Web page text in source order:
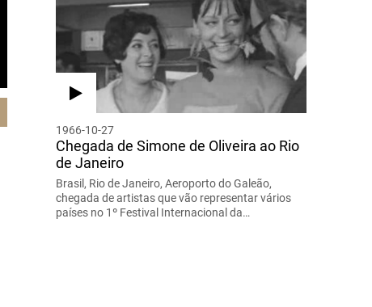
1966-10-27
Chegada de Simone de Oliveira ao Rio
de Janeiro
Brasil, Rio de Janeiro, Aeroporto do Galeão,
chegada de artistas que vão representar vários
países no 1º Festival Internacional da…